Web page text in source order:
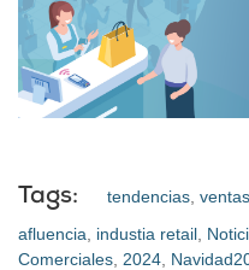
Tags: tendencias
afluencia
industia retail
Comerciales 2024